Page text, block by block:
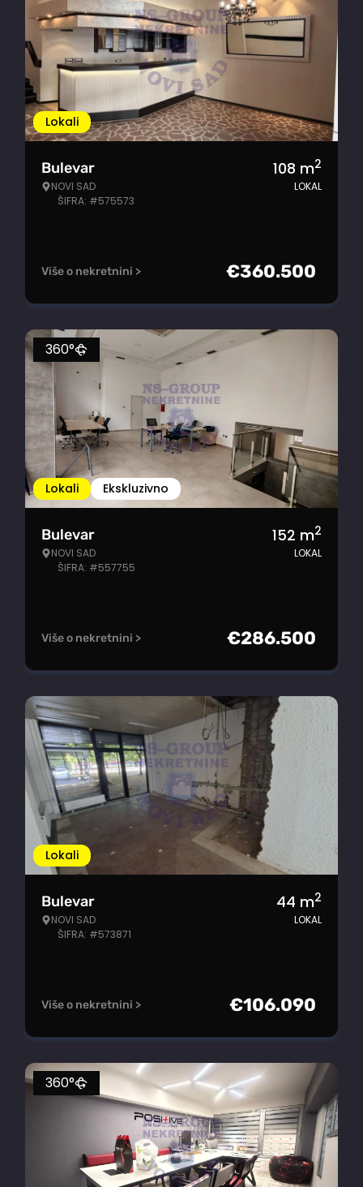
Lokali
Bulevar
NOVI SAD
ŠIFRA: #575573
108 m2
LOKAL
Više o nekretnini > €360.500
Lokali Ekskluzivno
360°
Bulevar
NOVI SAD
ŠIFRA: #557755
152 m2
LOKAL
Više o nekretnini > €286.500
Lokali
Bulevar
NOVI SAD
ŠIFRA: #573871
44 m2
LOKAL
Više o nekretnini > €106.090
360°